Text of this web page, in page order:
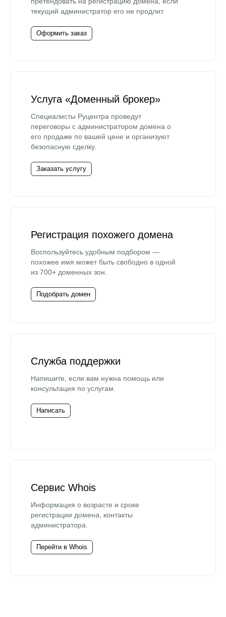
текущий администратор его не продлит.
Оформить заказ
Услуга «Доменный брокер»
Специалисты Руцентра проведут
переговоры с администратором домена о
его продаже по вашей цене и организуют
безопасную сделку.
Заказать услугу
Регистрация похожего домена
Воспользуйтесь удобным подбором —
похожее имя может быть свободно в одной
из 700+ доменных зон.
Подобрать домен
Служба поддержки
Напишите, если вам нужна помощь или
консультация по услугам.
Написать
Сервис Whois
Информация о возрасте и сроке
регистрации домена, контакты
администратора.
Перейти в Whois